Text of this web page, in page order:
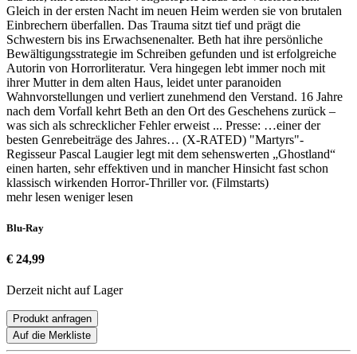
Gleich in der ersten Nacht im neuen Heim werden sie von brutalen
Einbrechern überfallen. Das Trauma sitzt tief und prägt die
Schwestern bis ins Erwachsenenalter. Beth hat ihre persönliche
Bewältigungsstrategie im Schreiben gefunden und ist erfolgreiche
Autorin von Horrorliteratur. Vera hingegen lebt immer noch mit
ihrer Mutter in dem alten Haus, leidet unter paranoiden
Wahnvorstellungen und verliert zunehmend den Verstand. 16 Jahre
nach dem Vorfall kehrt Beth an den Ort des Geschehens zurück –
was sich als schrecklicher Fehler erweist ... Presse: …einer der
besten Genrebeiträge des Jahres… (X-RATED) "Martyrs"-
Regisseur Pascal Laugier legt mit dem sehenswerten „Ghostland“
einen harten, sehr effektiven und in mancher Hinsicht fast schon
klassisch wirkenden Horror-Thriller vor. (Filmstarts)
mehr lesen weniger lesen
Blu-Ray
€ 24,99
Derzeit nicht auf Lager
Produkt anfragen
Auf die Merkliste